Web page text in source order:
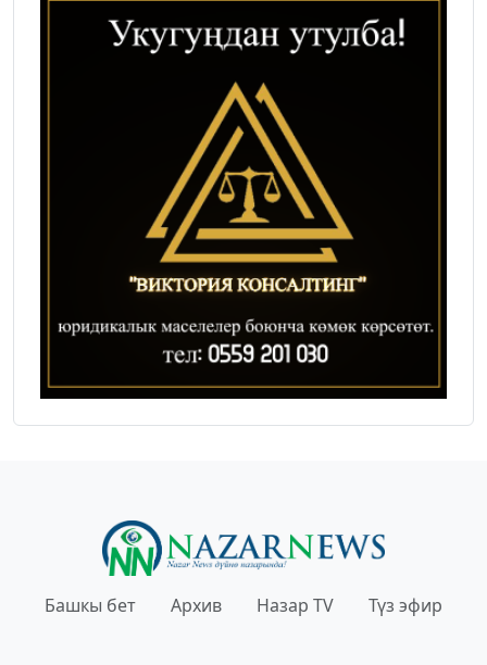
Башкы бет Архив Назар TV Түз эфир